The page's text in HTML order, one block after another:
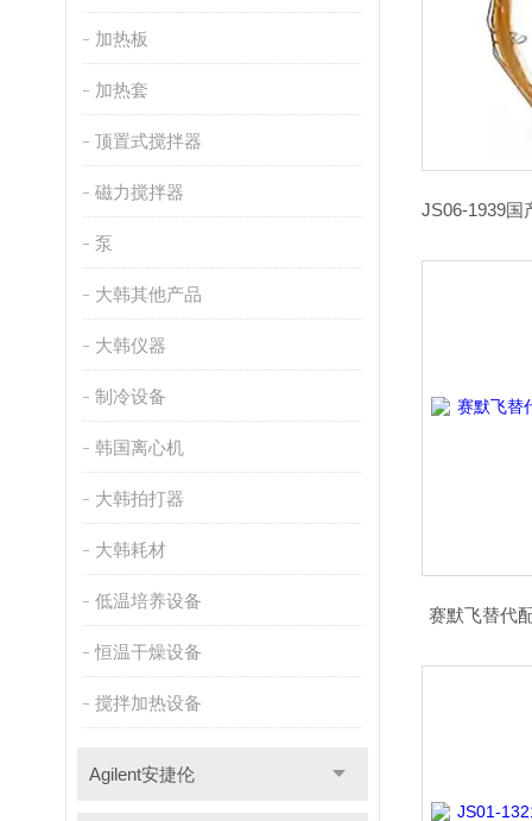
加热板
加热套
顶置式搅拌器
磁力搅拌器
泵
大韩其他产品
大韩仪器
制冷设备
韩国离心机
大韩拍打器
大韩耗材
低温培养设备
恒温干燥设备
搅拌加热设备
Agilent安捷伦
赛默飞替代